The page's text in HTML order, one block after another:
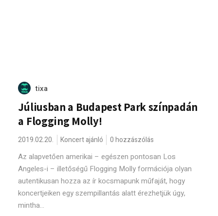
tixa
Júliusban a Budapest Park színpadán
a Flogging Molly!
2019.02.20. Koncert ajánló 0 hozzászólás
Az alapvetően amerikai – egészen pontosan Los
Angeles-i – illetőségű Flogging Molly formációja olyan
autentikusan hozza az ír kocsmapunk műfaját, hogy
koncertjeiken egy szempillantás alatt érezhetjük úgy,
mintha...